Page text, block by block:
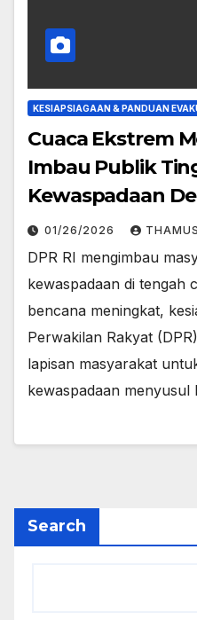
KESIAPSIAGAAN & PANDUAN
Cuaca Ekstrem
Imbau Publik
Kewaspadaan
01/26/2026
DPR RI mengimbau
kewaspadaan di tengah
bencana meningkat,
Perwakilan Rakyat
lapisan masyarakat
kewaspadaan
Search